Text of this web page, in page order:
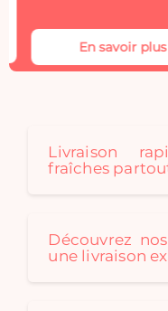
Livraison
fraîches
Découvrez
une livraison